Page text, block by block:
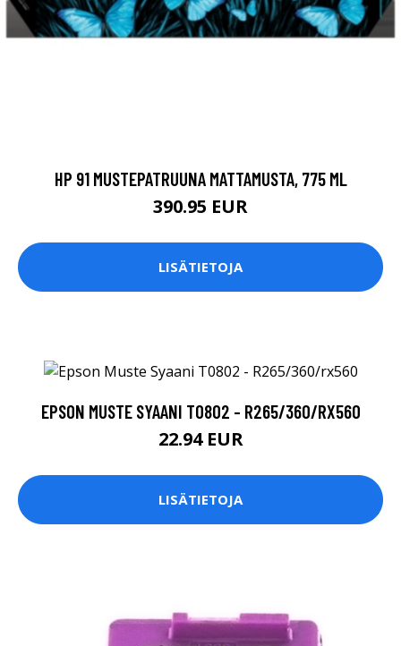
HP 91 MUSTEPATRUUNA MATTAMUSTA, 775 ML
390.95 EUR
LISÄTIETOJA
EPSON MUSTE SYAANI T0802 - R265/360/RX560
22.94 EUR
LISÄTIETOJA